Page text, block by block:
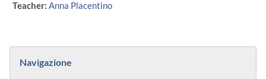
Teacher: Anna Placentino
Blocchi
Navigazione